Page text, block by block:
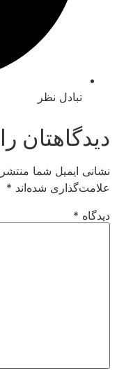
نظر
را
شما منتشر نخواهد
شده‌اند*